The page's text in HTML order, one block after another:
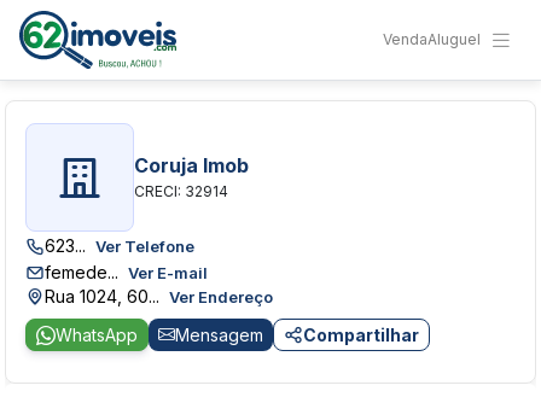
VendaAluguel
Coruja Imob
CRECI: 32914
623... Ver Telefone
femede... Ver E-mail
Rua 1024, 60... Ver Endereço
WhatsApp Mensagem Compartilhar